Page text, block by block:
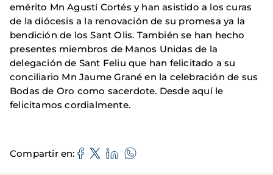
emérito Mn Agustí Cortés y han asistido a los curas
de la diócesis a la renovación de su promesa ya la
bendición de los Sant Olis. También se han hecho
presentes miembros de Manos Unidas de la
delegación de Sant Feliu que han felicitado a su
conciliario Mn Jaume Grané en la celebración de sus
Bodas de Oro como sacerdote. Desde aquí le
felicitamos cordialmente.
Compartir en